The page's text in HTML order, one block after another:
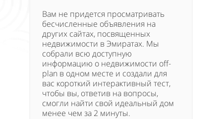
Вам не придется просматривать
бесчисленные объявления на
других сайтах, посвященных
недвижимости в Эмиратах. Мы
собрали всю доступную
информацию о недвижимости off-
plan в одном месте и создали для
вас короткий интерактивный тест,
чтобы вы, ответив на вопросы,
смогли найти свой идеальный дом
менее чем за 2 минуты.